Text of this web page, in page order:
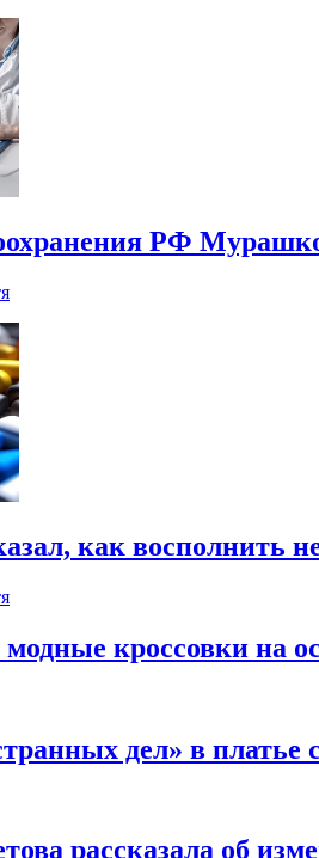
РФ
как восполнить
кроссовки на
дел» в платье
рассказала об